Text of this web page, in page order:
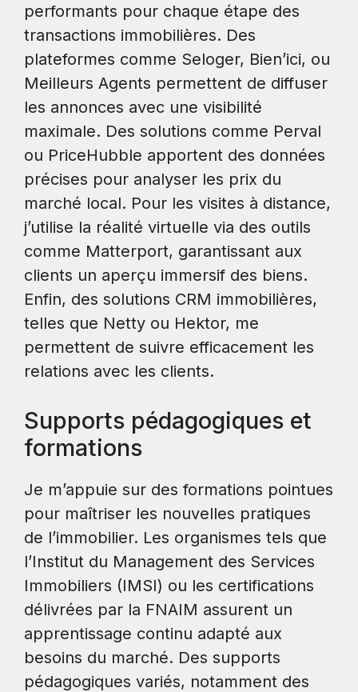
performants pour chaque étape des
transactions immobilières. Des
plateformes comme Seloger, Bien’ici, ou
Meilleurs Agents permettent de diffuser
les annonces avec une visibilité
maximale. Des solutions comme Perval
ou PriceHubble apportent des données
précises pour analyser les prix du
marché local. Pour les visites à distance,
j’utilise la réalité virtuelle via des outils
comme Matterport, garantissant aux
clients un aperçu immersif des biens.
Enfin, des solutions CRM immobilières,
telles que Netty ou Hektor, me
permettent de suivre efficacement les
relations avec les clients.
Supports pédagogiques et
formations
Je m’appuie sur des formations pointues
pour maîtriser les nouvelles pratiques
de l’immobilier. Les organismes tels que
l’Institut du Management des Services
Immobiliers (IMSI) ou les certifications
délivrées par la FNAIM assurent un
apprentissage continu adapté aux
besoins du marché. Des supports
pédagogiques variés, notamment des